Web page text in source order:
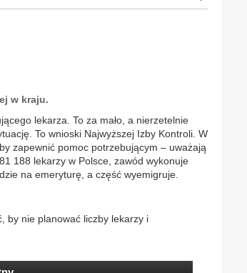
w kraju.
lekarza. To za mało, a nierzetelnie
To wnioski Najwyższej Izby Kontroli. W
zapewnić pomoc potrzebującym – uważają
188 lekarzy w Polsce, zawód wykonuje
na emeryturę, a część wyemigruje.
by nie planować liczby lekarzy i